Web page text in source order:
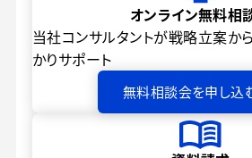
オンライン無料相
当社コンサルタントが戦略立案から
かりサポート
無料相談会を申し込